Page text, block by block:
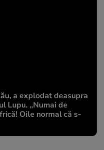
a explodat deasupra
Lupu. „Numai de
Oile normal că s-